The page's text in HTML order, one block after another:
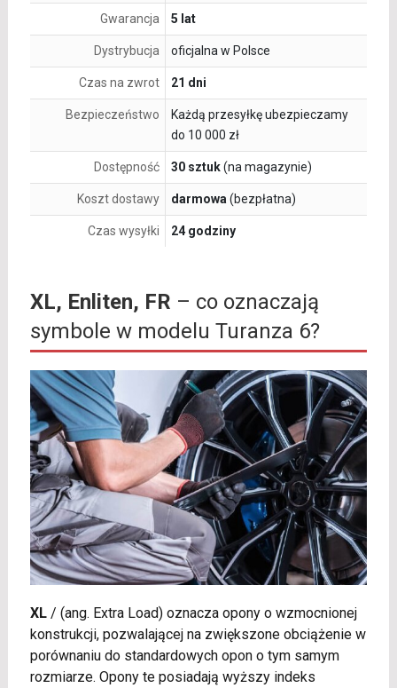
Gwarancja 5 lat
Dystrybucja oficjalna w Polsce
Czas na zwrot 21 dni
Bezpieczeństwo
Każdą przesyłkę ubezpieczamy
do 10 000 zł
Dostępność 30 sztuk(na magazynie)
Koszt dostawy darmowa (bezpłatna)
Czas wysyłki 24 godziny
XL, Enliten, FR – co oznaczają
symbole w modelu Turanza 6?
XL/ (ang. Extra Load) oznacza opony o wzmocnionej
konstrukcji, pozwalającej na zwiększone obciążenie w
porównaniu do standardowych opon o tym samym
rozmiarze. Opony te posiadają wyższy indeks